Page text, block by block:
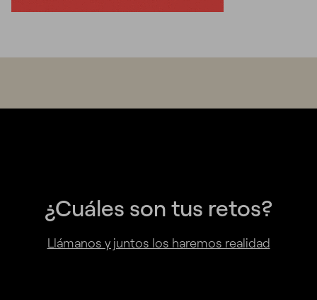
¿Cuáles son tus retos?
Llámanos y juntos los haremos realidad